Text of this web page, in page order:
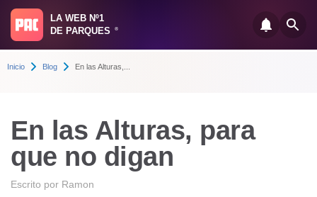
LA WEB Nº1
DE PARQUES
®
Inicio Blog En las Alturas,...
En las Alturas, para
que no digan
Escrito por Ramon